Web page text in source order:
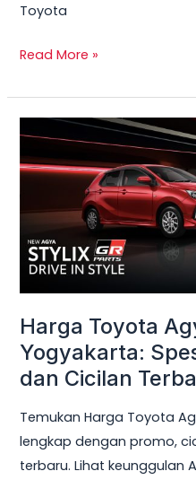
Toyota
Read More »
Harga Toyota
Yogyakarta:
dan Cicilan
Temukan Harga Toyota
lengkap dengan promo,
terbaru. Lihat keunggulan
Toyota
Agya
Yogyakarta:
Spesifikasi,
Promo,
dan
Cicilan
Terbaru